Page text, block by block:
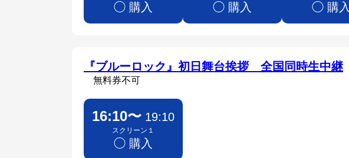
◯ 購入 ◯ 購入 ◯ 購入
『ブルーロック』初日舞台挨拶 全国同時生中継
無料券不可
16:10〜 19:10
スクリーン１
◯ 購入